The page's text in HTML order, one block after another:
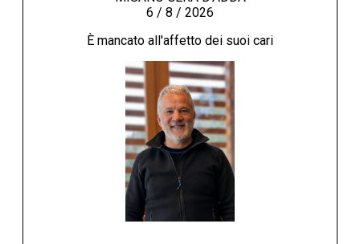
6 / 8 / 2026
È mancato all'affetto dei suoi cari